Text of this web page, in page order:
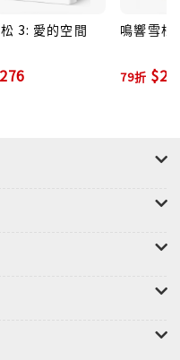
自己都無法置信的奇
何創造愛的氛圍來幫
的石墓….等。又是一
話題的書！人與自然
類潛能發展、愛、身
3: 愛的空間 鳴響雪松
79折